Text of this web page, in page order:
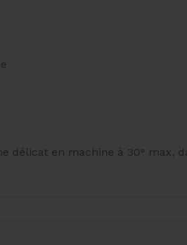
délicat en machine à 30° max,